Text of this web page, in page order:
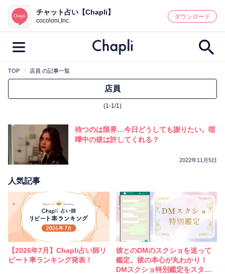
鑑定記事・占い師検索
最新記事一覧
カテゴリー別
鑑定
彼の気持ち
今週の運勢 彼氏 片思い
相性 復縁
チャット占い【Chapli】
cocoloni,Inc.
ダウンロード
TOP 店員 の記事一覧
店員
(1-1/1)
待つのは限界…今日どうしても謝りたい。喧
嘩中の彼は許してくれる？
2022年11月5日
人気記事
【2026年7月】Chapli占い師リ
ピート率ランキング発表！
彼とのDMのスクショを送って
鑑定。彼の本心が丸わかり！
DMスクショ特別鑑定をスター